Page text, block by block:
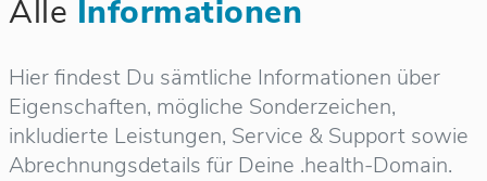
Alle Informationen
Hier findest Du sämtliche Informationen über
Eigenschaften, mögliche Sonderzeichen,
inkludierte Leistungen, Service & Support sowie
Abrechnungsdetails für Deine .health-Domain.